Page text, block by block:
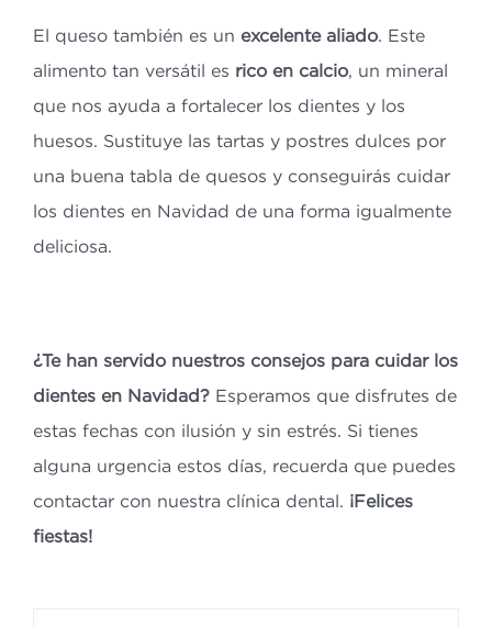
El queso también es un excelente aliado. Este
alimento tan versátil es rico en calcio, un mineral
que nos ayuda a fortalecer los dientes y los
huesos. Sustituye las tartas y postres dulces por
una buena tabla de quesos y conseguirás cuidar
los dientes en Navidad de una forma igualmente
deliciosa.
¿Te han servido nuestros consejos para cuidar los
dientes en Navidad? Esperamos que disfrutes de
estas fechas con ilusión y sin estrés. Si tienes
alguna urgencia estos días, recuerda que puedes
contactar con nuestra clínica dental. ¡Felices
fiestas!